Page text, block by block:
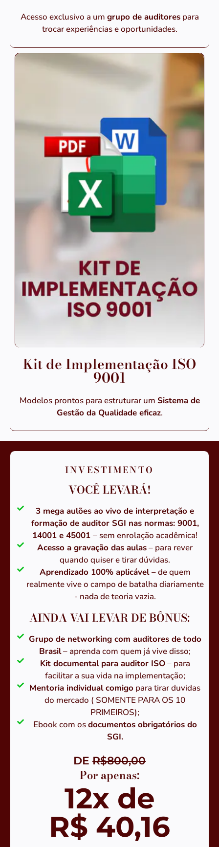
Acesso exclusivo a um grupo de auditorespara
trocar experiências e oportunidades.
Kit de Implementação ISO
9001
Modelos prontos para estruturar um Sistema de
Gestão da Qualidade eficaz.
INVESTIMENTO
VOCÊ LEVARÁ!
3 mega aulões ao vivo de interpretação e
formação de auditor SGI nas normas: 9001,
14001 e 45001– sem enrolação acadêmica!
Acesso a gravação das aulas– para rever
quando quiser e tirar dúvidas.
Aprendizado 100% aplicável– de quem
realmente vive o campo de batalha diariamente
- nada de teoria vazia.
AINDA VAI LEVAR DE BÔNUS:
Grupo de networking com auditores de todo
Brasil– aprenda com quem já vive disso;
Kit documental para auditor ISO– para
facilitar a sua vida na implementação;
Mentoria individual comigo para tirar duvidas
do mercado ( SOMENTE PARA OS 10
PRIMEIROS);
Ebook com osdocumentos obrigatórios do
SGI.
DE R$800,00
Por apenas:
12x de
R$ 40,16